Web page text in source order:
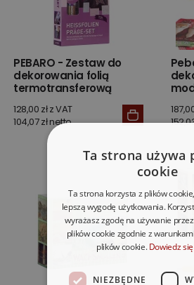
PEBARO - Zestaw do
dekorowania folią
termotransferową
128,00 zł z VAT
104,07 zł netto
Ta strona używa
cookie
Ta strona korzysta z plików
lepszą wygodę użytkowania.
wyrażasz zgodę na używanie
plików cookie zgodnie z
plików cookie. Dowiedz
NIEZBĘDNE